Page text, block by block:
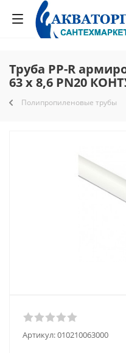
Труба PP-R
63 х 8,6 PN20
Полипропиленовые трубы
Артикул:010210063000